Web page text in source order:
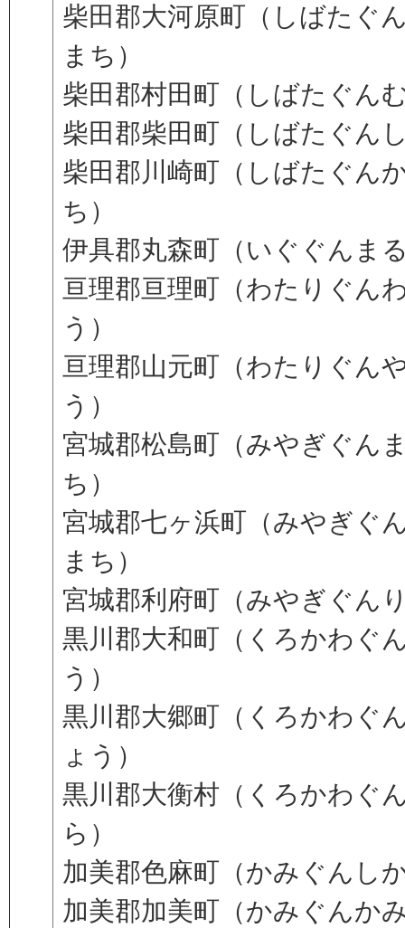
柴田郡大河原町（しばたぐ
まち）
柴田郡村田町（しばたぐん
柴田郡柴田町（しばたぐん
柴田郡川崎町（しばたぐん
ち）
伊具郡丸森町（いぐぐんま
亘理郡亘理町（わたりぐん
う）
亘理郡山元町（わたりぐん
う）
宮城郡松島町（みやぎぐん
ち）
宮城郡七ヶ浜町（みやぎぐ
まち）
宮城郡利府町（みやぎぐん
黒川郡大和町（くろかわぐ
う）
黒川郡大郷町（くろかわぐ
ょう）
黒川郡大衡村（くろかわぐ
ら）
加美郡色麻町（かみぐんし
加美郡加美町（かみぐんか